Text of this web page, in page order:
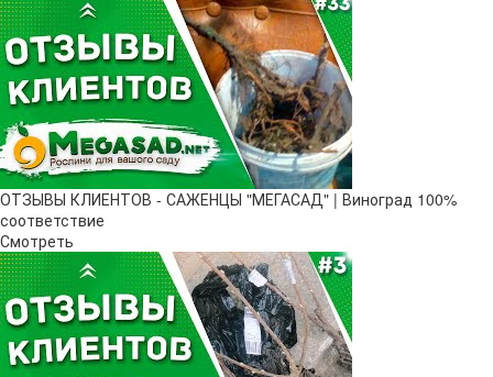
ОТЗЫВЫ КЛИЕНТОВ - САЖЕНЦЫ "МЕГАСАД" | Виноград 100%
соответствие
Смотреть